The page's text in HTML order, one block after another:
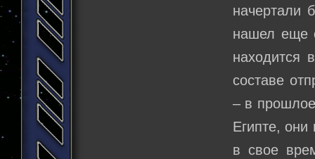
начертали
нашел еще
находится
составе
– в
Египте,
в свое